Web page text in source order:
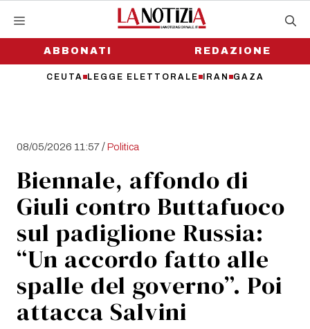
contenutoABBONATI
CEUTA LEGGE ELETTORALE IRAN GAZA
REDAZIONE
08/05/2026 11:57/Politica
Biennale, affondo di
Giuli contro Buttafuoco
sul padiglione Russia:
“Un accordo fatto alle
spalle del governo”. Poi
attacca Salvini